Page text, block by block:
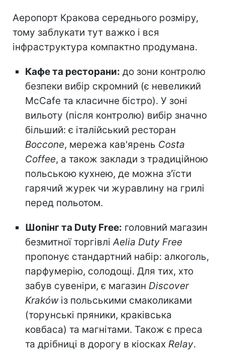
Аеропорт Кракова середнього розміру,
тому заблукати тут важко і вся
інфраструктура компактно продумана.
Кафе та ресторани: до зони контролю
безпеки вибір скромний (є невеликий
McCafe та класичне бістро). У зоні
вильоту (після контролю) вибір значно
більший: є італійський ресторан
Boccone, мережа кав'ярень Costa
Coffee, а також заклади з традиційною
польською кухнею, де можна з'їсти
гарячий журек чи журавлину на грилі
перед польотом.
Шопінг та Duty Free: головний магазин
безмитної торгівліAelia Duty Free
пропонує стандартний набір: алкоголь,
парфумерію, солодощі. Для тих, хто
забув сувеніри, є магазин Discover
Krakówіз польськими смаколиками
(торунські пряники, краківська
ковбаса) та магнітами. Також є преса
та дрібниці в дорогу в кіосках Relay.